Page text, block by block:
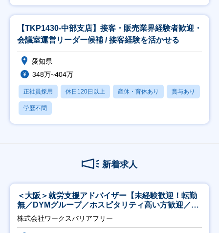
【TKP1430-中部支店】接客・販売業界経験者歓迎・
会議室運営リーダー候補 / 接客経験を活かせる
愛知県
348万~404万
正社員採用 休日120日以上 産休・育休あり 賞与あり
学歴不問
新着求人
＜大阪＞就労支援アドバイザー【未経験歓迎！転勤
無／DYMグループ／ホスピタリティ高い方歓迎／土
日祝】
株式会社ワークスバリアフリー